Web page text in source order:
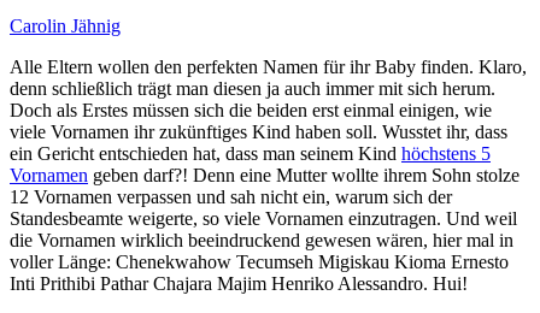
Carolin Jähnig
Alle Eltern wollen den perfekten Namen für ihr Baby finden. Klaro,
denn schließlich trägt man diesen ja auch immer mit sich herum.
Doch als Erstes müssen sich die beiden erst einmal einigen, wie
viele Vornamen ihr zukünftiges Kind haben soll. Wusstet ihr, dass
ein Gericht entschieden hat, dass man seinem Kind höchstens 5
Vornamen geben darf?! Denn eine Mutter wollte ihrem Sohn stolze
12 Vornamen verpassen und sah nicht ein, warum sich der
Standesbeamte weigerte, so viele Vornamen einzutragen. Und weil
die Vornamen wirklich beeindruckend gewesen wären, hier mal in
voller Länge: Chenekwahow Tecumseh Migiskau Kioma Ernesto
Inti Prithibi Pathar Chajara Majim Henriko Alessandro. Hui!